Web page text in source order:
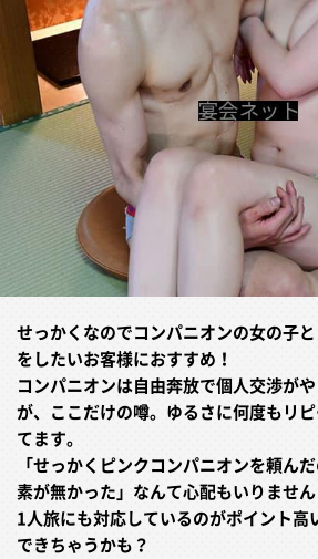
せっかくなのでコンパニオンの女の子
をしたいお客様におすすめ！
コンパニオンは自由奔放で個人交渉が
が、ここだけの噂。ゆるさに何度もリ
てます。
「せっかくピンクコンパニオンを頼ん
素が無かった」なんて心配もいりません
1人旅にも対応しているのがポイント高
できちゃうかも？